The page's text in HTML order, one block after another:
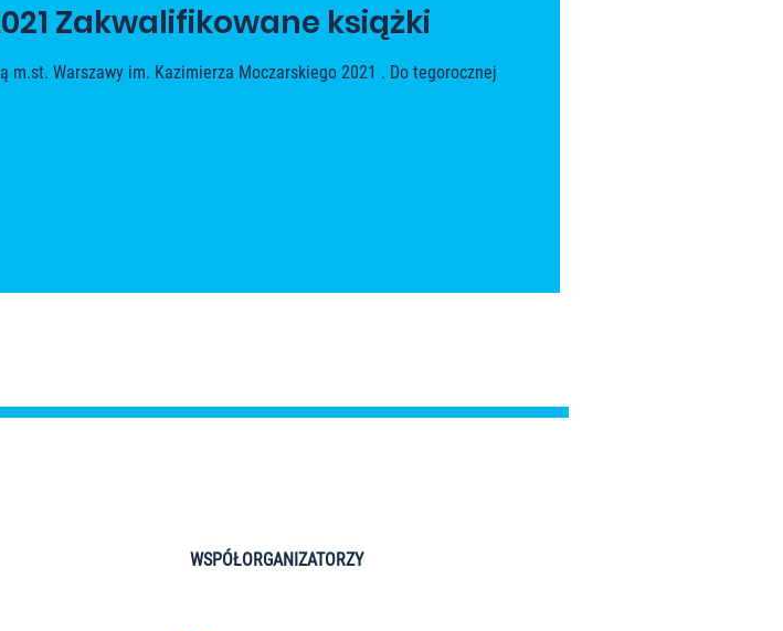
NAGRODA MOCZARSKIEGO 2021 Zakwalifikowane książki
m.st. Warszawy im. Kazimierza Moczarskiego 2021 . Do tegorocznej
WSPÓŁORGANIZATORZY